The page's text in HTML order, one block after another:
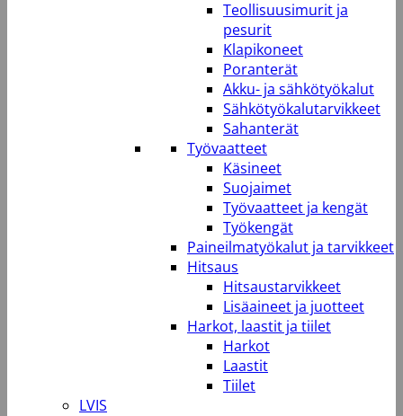
Teollisuusimurit ja
pesurit
Klapikoneet
Poranterät
Akku- ja sähkötyökalut
Sähkötyökalutarvikkeet
Sahanterät
Työvaatteet
Käsineet
Suojaimet
Työvaatteet ja kengät
Työkengät
Paineilmatyökalut ja tarvikkeet
Hitsaus
Hitsaustarvikkeet
Lisäaineet ja juotteet
Harkot, laastit ja tiilet
Harkot
Laastit
Tiilet
LVIS